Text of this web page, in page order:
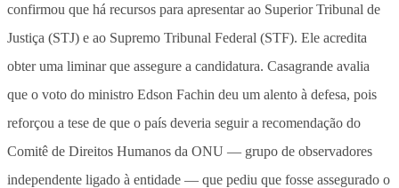
confirmou que há recursos para apresentar ao Superior Tribunal de
Justiça (STJ) e ao Supremo Tribunal Federal (STF). Ele acredita
obter uma liminar que assegure a candidatura. Casagrande avalia
que o voto do ministro Edson Fachin deu um alento à defesa, pois
reforçou a tese de que o país deveria seguir a recomendação do
Comitê de Direitos Humanos da ONU — grupo de observadores
independente ligado à entidade — que pediu que fosse assegurado o